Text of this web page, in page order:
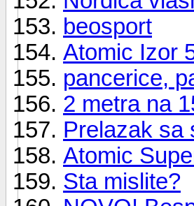
beosport
Atomic Izor
pancerice,
2 metra na
Prelazak sa
Atomic
Sta mislite?